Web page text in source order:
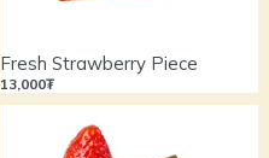
Fresh Strawberry Piece
13,000₮